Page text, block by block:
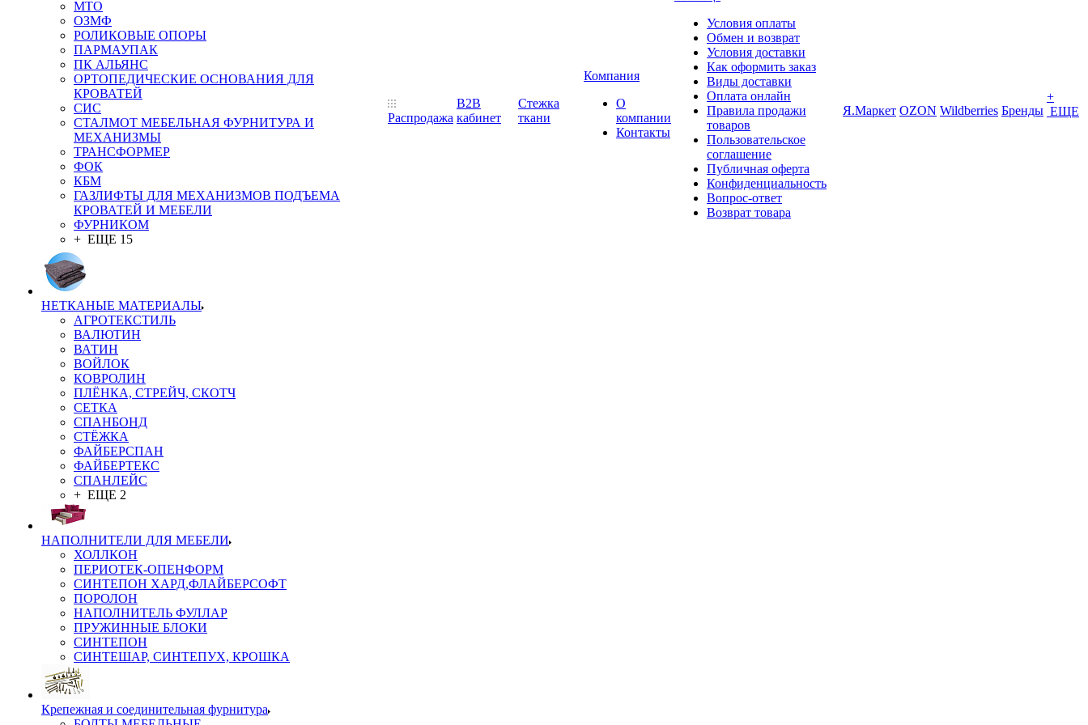
MTO
ОЗМФ
РОЛИКОВЫЕ ОПОРЫ
ПАРМАУПАК
ПК АЛЬЯНС
ОРТОПЕДИЧЕСКИЕ ОСНОВАНИЯ ДЛЯ
КРОВАТЕЙ
СИС
СТАЛМОТ МЕБЕЛЬНАЯ ФУРНИТУРА И
МЕХАНИЗМЫ
ТРАНСФОРМЕР
ФОК
КБМ
ГАЗЛИФТЫ ДЛЯ МЕХАНИЗМОВ ПОДЪЕМА
КРОВАТЕЙ И МЕБЕЛИ
ФУРНИКОМ
+ ЕЩЕ 15
НЕТКАНЫЕ МАТЕРИАЛЫ
АГРОТЕКСТИЛЬ
ВАЛЮТИН
ВАТИН
ВОЙЛОК
КОВРОЛИН
ПЛЁНКА, СТРЕЙЧ, СКОТЧ
СЕТКА
СПАНБОНД
СТЁЖКА
ФАЙБЕРСПАН
ФАЙБЕРТЕКС
СПАНЛЕЙС
+ ЕЩЕ 2
НАПОЛНИТЕЛИ ДЛЯ МЕБЕЛИ
ХОЛЛКОН
ПЕРИОТЕК-ОПЕНФОРМ
СИНТЕПОН ХАРД,ФЛАЙБЕРСОФТ
ПОРОЛОН
НАПОЛНИТЕЛЬ ФУЛЛАР
ПРУЖИННЫЕ БЛОКИ
СИНТЕПОН
СИНТЕШАР, СИНТЕПУХ, КРОШКА
Крепежная и соединительная фурнитура
Распродажа
B2B
кабинет
Стежка
ткани
Компания
О
компании
Контакты
Условия оплаты
Обмен и возврат
Условия доставки
Как оформить заказ
Виды доставки
Оплата онлайн
Правила продажи
товаров
Пользовательское
соглашение
Публичная оферта
Конфиденциальность
Вопрос-ответ
Возврат товара
Я.Маркет OZON Wildberries Бренды
+
ЕЩЕ